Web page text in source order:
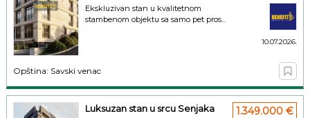
Ekskluzivan stan u kvalitetnom
stambenom objektu sa samo pet pros...
10.07.2026.
Opština: Savski venac
Luksuzan stan u srcu Senjaka 1.349.000 €